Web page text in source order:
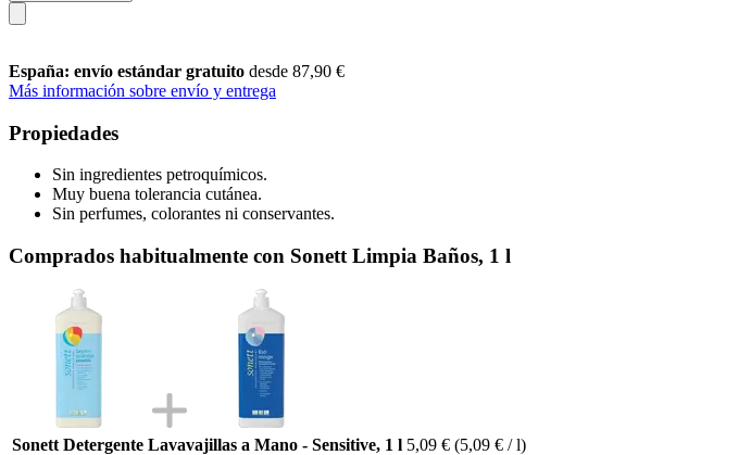
España: envío estándar gratuito desde 87,90 €
Más información sobre envío y entrega
Propiedades
Sin ingredientes petroquímicos.
Muy buena tolerancia cutánea.
Sin perfumes, colorantes ni conservantes.
Comprados habitualmente con Sonett Limpia Baños, 1 l
Sonett Detergente Lavavajillas a Mano - Sensitive, 1 l 5,09 € (5,09 € / l)